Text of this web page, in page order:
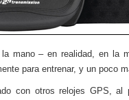
mano – en realidad, en la
para entrenar, y un poco
con otros relojes GPS, al